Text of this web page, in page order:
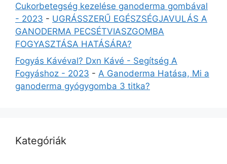
Cukorbetegség kezelése ganoderma gombával
- 2023 - UGRÁSSZERŰ EGÉSZSÉGJAVULÁS A
GANODERMA PECSÉTVIASZGOMBA
FOGYASZTÁSA HATÁSÁRA?
Fogyás Kávéval? Dxn Kávé - Segítség A
Fogyáshoz - 2023 - A Ganoderma Hatása, Mi a
ganoderma gyógygomba 3 titka?
Kategóriák